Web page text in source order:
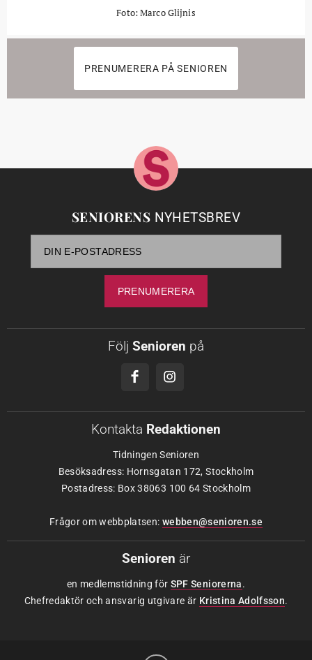
Foto: Marco Glijnis
PRENUMERERA PÅ SENIOREN
SENIORENS NYHETSBREV
Följ Senioren på
Kontakta Redaktionen
Tidningen Senioren
Besöksadress: Hornsgatan 172, Stockholm
Postadress: Box 38063 100 64 Stockholm
Frågor om webbplatsen: webben@senioren.se
Senioren är
en medlemstidning för SPF Seniorerna.
Chefredaktör och ansvarig utgivare är Kristina Adolfsson.